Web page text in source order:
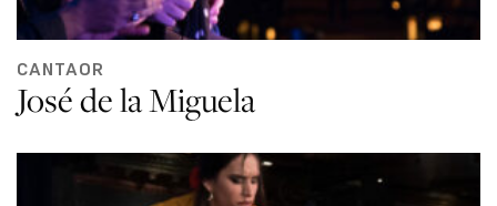
CANTAOR
José de la Miguela